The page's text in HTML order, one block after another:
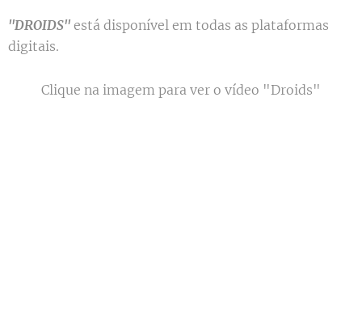
"DROIDS" está disponível em todas as plataformas
digitais.
Clique na imagem para ver o vídeo "Droids"